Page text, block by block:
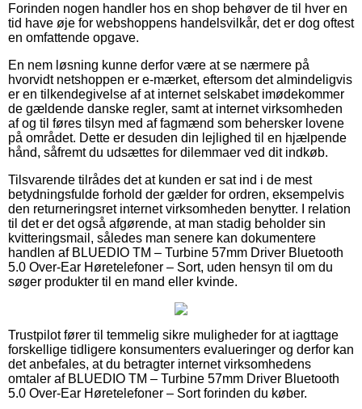
Forinden nogen handler hos en shop behøver de til hver en
tid have øje for webshoppens handelsvilkår, det er dog oftest
en omfattende opgave.
En nem løsning kunne derfor være at se nærmere på
hvorvidt netshoppen er e-mærket, eftersom det almindeligvis
er en tilkendegivelse af at internet selskabet imødekommer
de gældende danske regler, samt at internet virksomheden
af og til føres tilsyn med af fagmænd som behersker lovene
på området. Dette er desuden din lejlighed til en hjælpende
hånd, såfremt du udsættes for dilemmaer ved dit indkøb.
Tilsvarende tilrådes det at kunden er sat ind i de mest
betydningsfulde forhold der gælder for ordren, eksempelvis
den returneringsret internet virksomheden benytter. I relation
til det er det også afgørende, at man stadig beholder sin
kvitteringsmail, således man senere kan dokumentere
handlen af BLUEDIO TM – Turbine 57mm Driver Bluetooth
5.0 Over-Ear Høretelefoner – Sort, uden hensyn til om du
søger produkter til en mand eller kvinde.
Trustpilot fører til temmelig sikre muligheder for at iagttage
forskellige tidligere konsumenters evalueringer og derfor kan
det anbefales, at du betragter internet virksomhedens
omtaler af BLUEDIO TM – Turbine 57mm Driver Bluetooth
5.0 Over-Ear Høretelefoner – Sort forinden du køber.